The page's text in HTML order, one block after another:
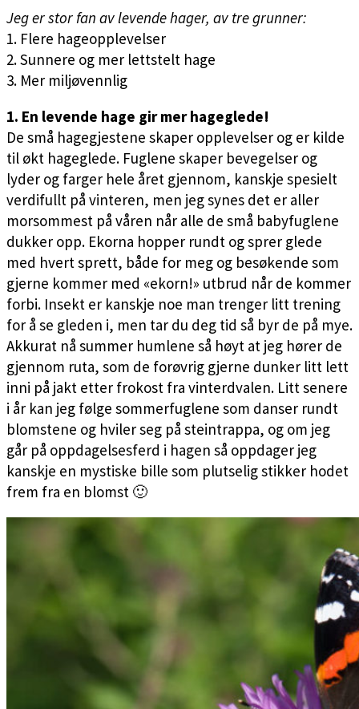
Jeg er stor fan av levende hager, av tre grunner:
1. Flere hageopplevelser
2. Sunnere og mer lettstelt hage
3. Mer miljøvennlig
1. En levende hage gir mer hageglede!
De små hagegjestene skaper opplevelser og er kilde
til økt hageglede. Fuglene skaper bevegelser og
lyder og farger hele året gjennom, kanskje spesielt
verdifullt på vinteren, men jeg synes det er aller
morsommest på våren når alle de små babyfuglene
dukker opp. Ekorna hopper rundt og sprer glede
med hvert sprett, både for meg og besøkende som
gjerne kommer med «ekorn!» utbrud når de kommer
forbi. Insekt er kanskje noe man trenger litt trening
for å se gleden i, men tar du deg tid så byr de på mye.
Akkurat nå summer humlene så høyt at jeg hører de
gjennom ruta, som de forøvrig gjerne dunker litt lett
inni på jakt etter frokost fra vinterdvalen. Litt senere
i år kan jeg følge sommerfuglene som danser rundt
blomstene og hviler seg på steintrappa, og om jeg
går på oppdagelsesferd i hagen så oppdager jeg
kanskje en mystiske bille som plutselig stikker hodet
frem fra en blomst 🙂